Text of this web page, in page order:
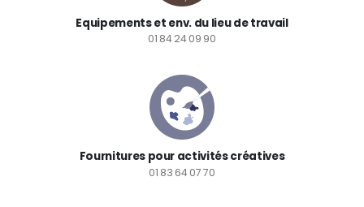
Equipements et env. du lieu de travail
01 84 24 09 90
Fournitures pour activités créatives
01 83 64 07 70